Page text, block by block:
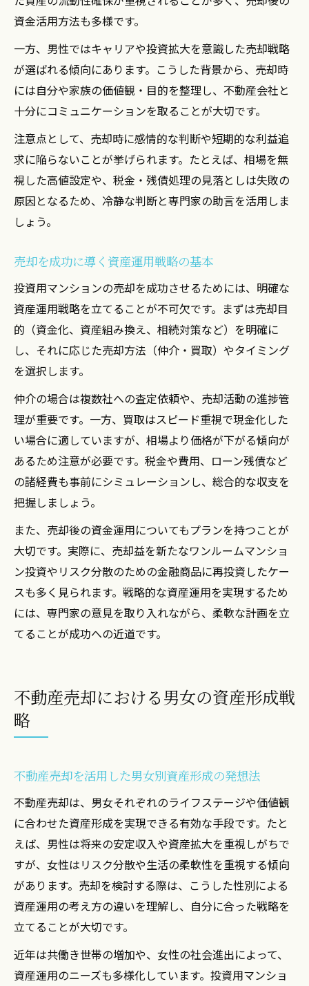
資金活用方法も多様です。
一方、男性ではキャリアや投資拡大を意識した売却戦略
が選ばれる傾向にあります。こうした背景から、売却時
には自分や家族の価値観・目的を整理し、不動産会社と
十分にコミュニケーションを取ることが大切です。
注意点として、売却時に感情的な判断や短期的な利益追
求に陥らないことが挙げられます。たとえば、相場を無
視した高値設定や、税金・残債処理の見落としは失敗の
原因となるため、冷静な判断と専門家の助言を活用しま
しょう。
売却を成功に導く資産運用戦略の基本
投資用マンションの売却を成功させるためには、明確な
資産運用戦略を立てることが不可欠です。まずは売却目
的（資金化、資産組み換え、相続対策など）を明確に
し、それに応じた売却方法（仲介・買取）やタイミング
を選択します。
仲介の場合は複数社への査定依頼や、売却活動の進捗管
理が重要です。一方、買取はスピード重視で現金化した
い場合に適していますが、相場より価格が下がる傾向が
あるため注意が必要です。税金や費用、ローン残債など
の諸経費も事前にシミュレーションし、総合的な収支を
把握しましょう。
また、売却後の資金運用についてもプランを持つことが
大切です。実際に、売却益を新たなワンルームマンショ
ン投資やリスク分散のための金融商品に再投資したケー
スも多く見られます。戦略的な資産運用を実現するため
には、専門家の意見を取り入れながら、柔軟な計画を立
てることが成功への近道です。
不動産売却における男女の資産形成戦
略
不動産売却を活用した男女別資産形成の発想法
不動産売却は、男女それぞれのライフステージや価値観
に合わせた資産形成を実現できる有効な手段です。たと
えば、男性は将来の安定収入や資産拡大を重視しがちで
すが、女性はリスク分散や生活の柔軟性を重視する傾向
があります。売却を検討する際は、こうした性別による
資産運用の考え方の違いを理解し、自分に合った戦略を
立てることが大切です。
近年は共働き世帯の増加や、女性の社会進出によって、
資産運用のニーズも多様化しています。投資用マンショ